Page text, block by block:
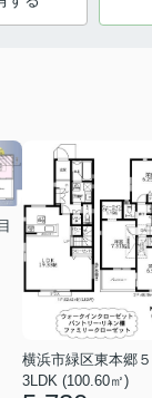
3LDK (100.60㎡)